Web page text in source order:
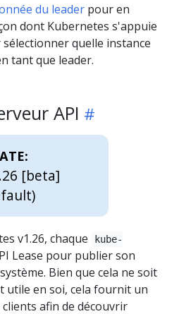
du leader pour en
dont Kubernetes s'appuie
quelle instance
tant que leader.
API
[beta]
v1.26, chaque
kube-
Lease pour publier son
Bien que cela ne soit
utile en soi, cela fournit un
afin de découvrir